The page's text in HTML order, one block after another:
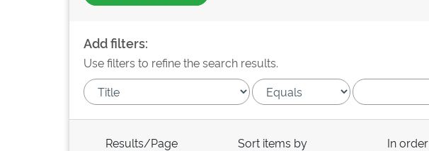
Add filters:
Use filters to refine the search results.
Results/Page Sort items by In order